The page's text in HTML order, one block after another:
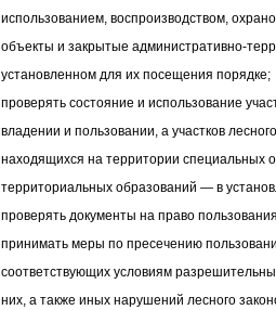
использованием, воспроизводством,
объекты и закрытые административно-
установленном для их посещения порядке;
проверять состояние и использование
владении и пользовании, а участков
находящихся на территории специальных
территориальных образований — в
проверять документы на право
принимать меры по пресечению
соответствующих условиям
них, а также иных нарушений лесного